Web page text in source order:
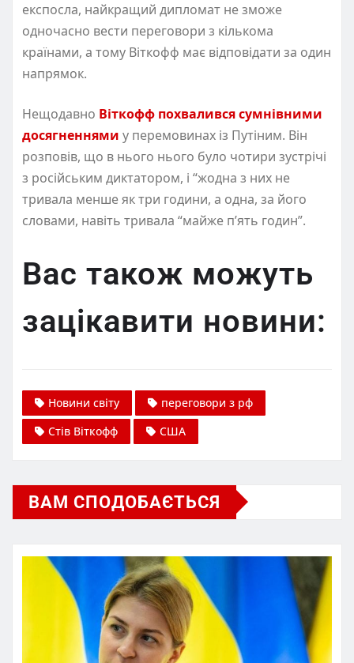
експосла, найкращий дипломат не зможе
одночасно вести переговори з кількома
країнами, а тому Віткофф має відповідати за один
напрямок.
Нещодавно Віткофф похвалився сумнівними
досягненнями у перемовинах із Путіним. Він
розповів, що в нього нього було чотири зустрічі
з російським диктатором, і “жодна з них не
тривала менше як три години, а одна, за його
словами, навіть тривала “майже п’ять годин”.
Вас також можуть
зацікавити новини:
Новини світу
переговори з рф
Стів Віткофф
США
ВАМ СПОДОБАЄТЬСЯ